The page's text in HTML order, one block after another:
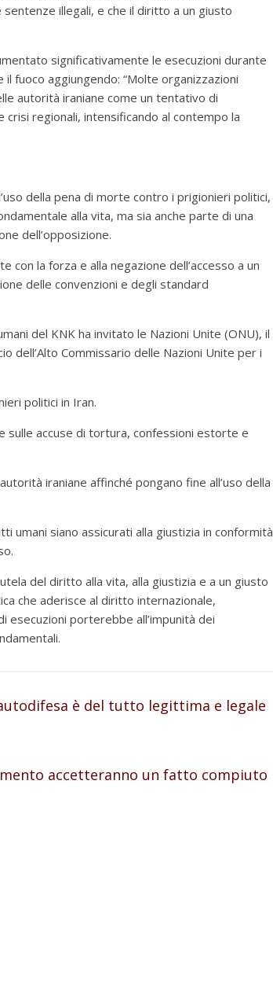
illegali, e che il diritto a un giusto
significativamente le esecuzioni durante
fuoco aggiungendo: “Molte organizzazioni
autorità iraniane come un tentativo di
regionali, intensificando al contempo la
della pena di morte contro i prigionieri politici,
alla vita, ma sia anche parte di una
dell’opposizione.
la forza e alla negazione dell’accesso a un
delle convenzioni e degli standard
del KNK ha invitato le Nazioni Unite (ONU), il
dell’Alto Commissario delle Nazioni Unite per i
politici in Iran.
sulle accuse di tortura, confessioni estorte e
iraniane affinché pongano fine all’uso della
umani siano assicurati alla giustizia in conformità
del diritto alla vita, alla giustizia e a un giusto
che aderisce al diritto internazionale,
esecuzioni porterebbe all’impunità dei
è del tutto legittima e legale
accetteranno un fatto compiuto